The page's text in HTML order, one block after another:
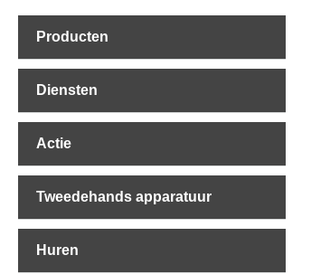
Producten
Diensten
Actie
Tweedehands apparatuur
Huren